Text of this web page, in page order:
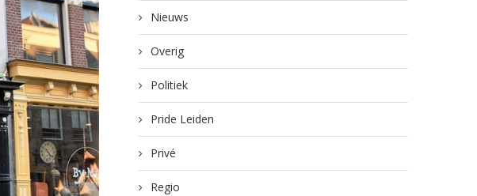
Nieuws
Overig
Politiek
Pride Leiden
Privé
Regio